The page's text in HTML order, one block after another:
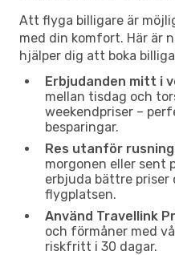
Att flyga billigare är
med din komfort. Här är
hjälper dig att boka
Erbjudanden mitt i
mellan tisdag och
weekendpriser –
besparingar.
Res utanför
morgonen eller sent
erbjuda bättre priser
flygplatsen.
Använd Travellink
och förmåner med
riskfritt i 30 dagar.